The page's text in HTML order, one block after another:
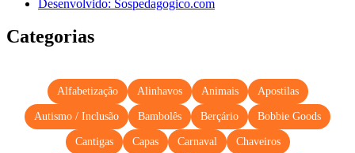
Desenvolvido: Sospedagogico.com
Categorias
Alfabetização Alinhavos Animais Apostilas
Autismo / Inclusão Bambolês Berçário Bobbie Goods
Cantigas Capas Carnaval Chaveiros